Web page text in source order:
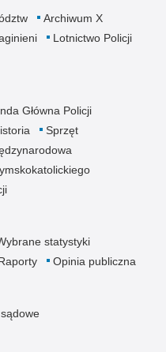
Archiwum X
Lotnictwo Policji
Główna Policji
Sprzęt
statystyki
Opinia publiczna